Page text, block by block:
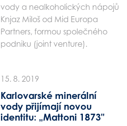
vody a nealkoholických nápojů
Knjaz Miloš od Mid Europa
Partners, formou společného
podniku (joint venture).
15. 8. 2019
Karlovarské minerální
vody přijímají novou
identitu: „Mattoni 1873"